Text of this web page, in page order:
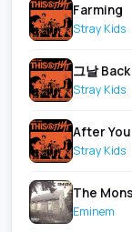
Farming
Stray Kids
그날
Stray Kids
After You
Stray Kids
The
Eminem